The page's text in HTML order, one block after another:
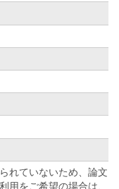
れていないため、論文
用をご希望の場合は、